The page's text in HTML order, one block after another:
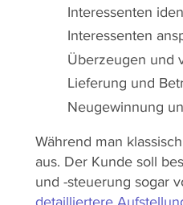
Interessenten
Interessenten
Überzeugen und
Lieferung und
Neugewinnung
Während man
aus. Der Kunde soll
und -steuerung sogar